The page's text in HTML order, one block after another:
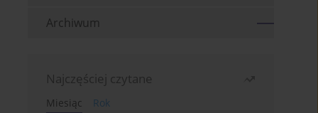
Archiwum
Najczęściej czytane
Miesiąc
Rok